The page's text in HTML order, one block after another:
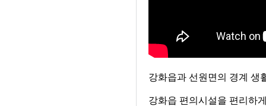
강화읍과 선원면의 경계 생
강화읍 편의시설을 편리하